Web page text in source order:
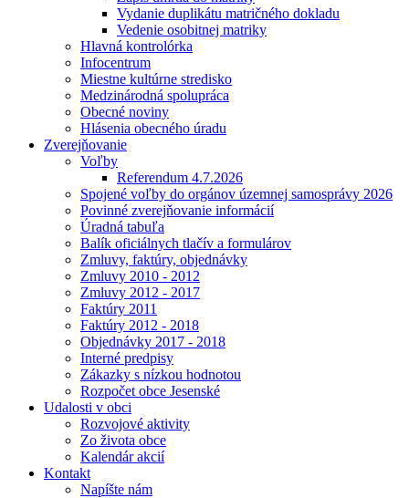
Vydanie duplikátu matričného dokladu
Vedenie osobitnej matriky
Hlavná kontrolórka
Infocentrum
Miestne kultúrne stredisko
Medzinárodná spolupráca
Obecné noviny
Hlásenia obecného úradu
Zverejňovanie
Voľby
Referendum 4.7.2026
Spojené voľby do orgánov územnej samosprávy 2026
Povinné zverejňovanie informácií
Úradná tabuľa
Balík oficiálnych tlačív a formulárov
Zmluvy, faktúry, objednávky
Zmluvy 2010 - 2012
Zmluvy 2012 - 2017
Faktúry 2011
Faktúry 2012 - 2018
Objednávky 2017 - 2018
Interné predpisy
Zákazky s nízkou hodnotou
Rozpočet obce Jesenské
Udalosti v obci
Rozvojové aktivity
Zo života obce
Kalendár akcií
Kontakt
Napíšte nám